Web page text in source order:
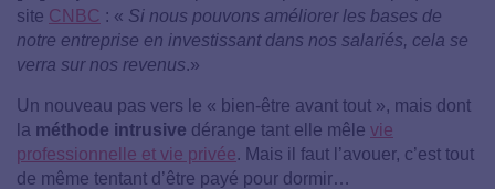
site CNBC : « Si nous pouvons améliorer les bases de
notre entreprise en investissant dans nos salariés, cela se
verra sur nos revenus.»
Un nouveau pas vers le « bien-être avant tout », mais dont
la méthode intrusive dérange tant elle mêle vie
professionnelle et vie privée. Mais il faut l’avouer, c’est tout
de même tentant d’être payé pour dormir…